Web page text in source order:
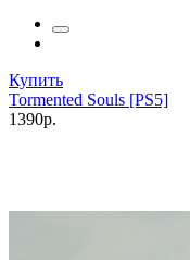
Купить
Tormented Souls [PS5]
1390р.